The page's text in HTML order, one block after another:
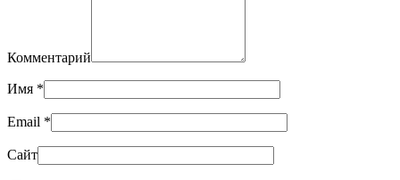
Комментарий
Имя *
Email *
Сайт